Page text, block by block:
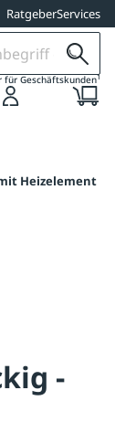
RatgeberServices
für Geschäftskunden1
Heizelement
-